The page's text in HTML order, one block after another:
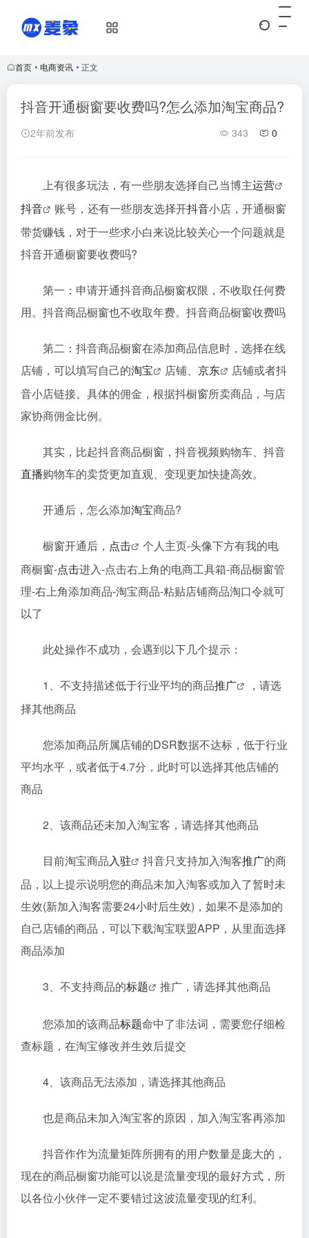
首页 • 电商资讯 • 正文
抖音开通橱窗要收费吗?怎么添加淘宝商品?
2年前发布 343 0
上有很多玩法，有一些朋友选择自己当博主运营
抖音
账号，还有一些朋友选择开抖音小店，开通橱窗
带货赚钱，对于一些求小白来说比较关心一个问题就是
抖音开通橱窗要收费吗?
第一：申请开通抖音商品橱窗权限，不收取任何费
用。抖音商品橱窗也不收取年费。抖音商品橱窗收费吗
第二：抖音商品橱窗在添加商品信息时，选择在线
店铺，可以填写自己的淘宝 店铺、 京东
店铺或者抖
音小店链接。具体的佣金，根据抖橱窗所卖商品，与店
家协商佣金比例。
其实，比起抖音商品橱窗，抖音视频购物车、抖音
直播购物车的卖货更加直观、变现更加快捷高效。
开通后，怎么添加淘宝商品?
橱窗开通后， 点击
个人主页-头像下方有我的电
商橱窗-点击进入-点击右上角的电商工具箱-商品橱窗管
理-右上角添加商品-淘宝商品-粘贴店铺商品淘口令就可
以了
此处操作不成功，会遇到以下几个提示：
1、不支持描述低于行业平均的商品推广
，请选
择其他商品
您添加商品所属店铺的DSR数据不达标，低于行业
平均水平，或者低于4.7分，此时可以选择其他店铺的
商品
2、该商品还未加入淘宝客，请选择其他商品
目前淘宝商品入驻 抖音只支持加入淘客推广的商
品，以上提示说明您的商品未加入淘客或加入了暂时未
生效(新加入淘客需要24小时后生效)，如果不是添加的
自己店铺的商品，可以下载淘宝联盟APP，从里面选择
商品添加
3、不支持商品的标题 推广，请选择其他商品
您添加的该商品标题命中了非法词，需要您仔细检
查标题，在淘宝修改并生效后提交
4、该商品无法添加，请选择其他商品
也是商品未加入淘宝客的原因，加入淘宝客再添加
抖音作作为流量矩阵所拥有的用户数量是庞大的，
现在的商品橱窗功能可以说是流量变现的最好方式，所
以各位小伙伴一定不要错过这波流量变现的红利。